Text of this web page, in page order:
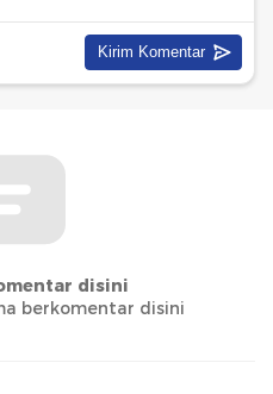
disini
berkomentar disini